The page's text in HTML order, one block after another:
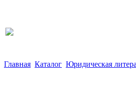
Главная Каталог Юридическая